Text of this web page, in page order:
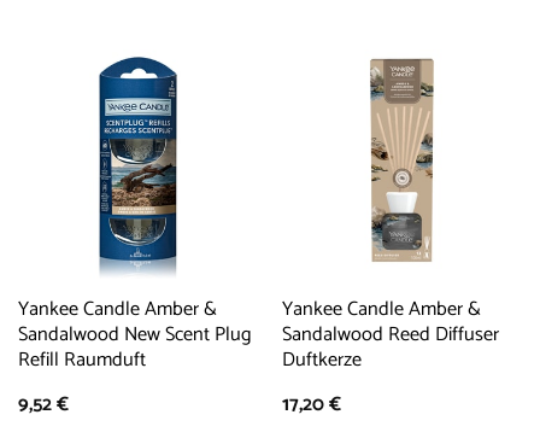
Yankee Candle Amber &
Sandalwood New Scent Plug
Refill Raumduft
9,52€
Yankee Candle Amber &
Sandalwood Reed Diffuser
Duftkerze
17,20€